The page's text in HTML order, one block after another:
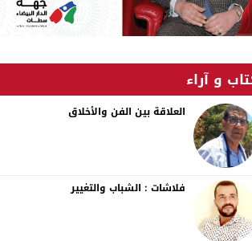
و آراء
العلاقة بين الفن والأخلاق
فلاشات : الشباب والتغيير